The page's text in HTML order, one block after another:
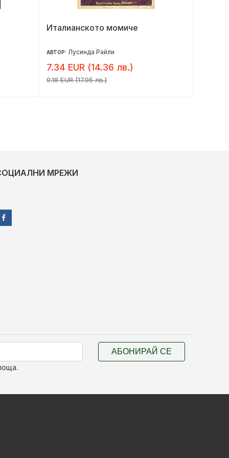
Италианското момиче
АВТОР: Лусинда Райли
7.34 EUR (14.36 лв.)
9.18 EUR (17.95 лв.)
МРЕЖИ
АБОНИРАЙ СЕ